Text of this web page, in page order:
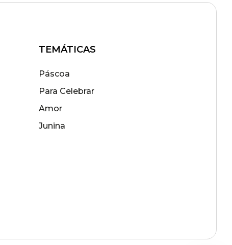
TEMÁTICAS
Páscoa
Para Celebrar
Amor
Junina